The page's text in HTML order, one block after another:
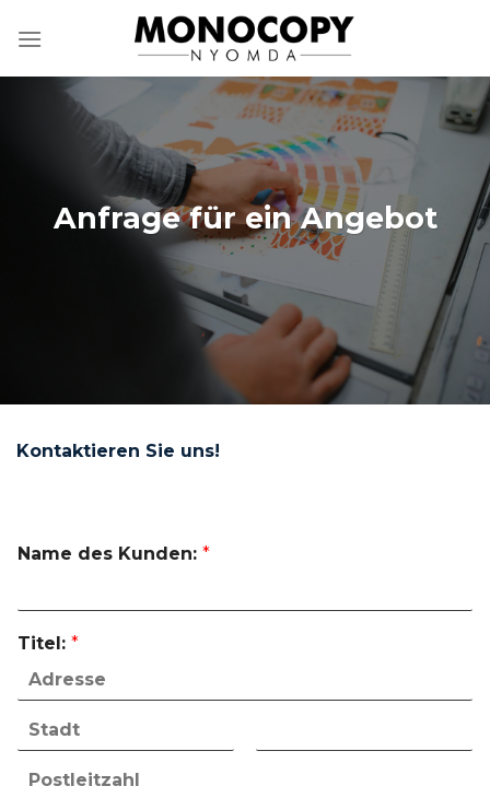
Inhalt
Anfrage für ein Angebot
Kontaktieren Sie uns!
Name des Kunden: *
Titel: *